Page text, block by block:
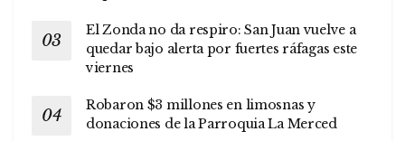
El Zonda no da respiro: San Juan vuelve a
quedar bajo alerta por fuertes ráfagas este
viernes
Robaron $3 millones en limosnas y
donaciones de la Parroquia La Merced